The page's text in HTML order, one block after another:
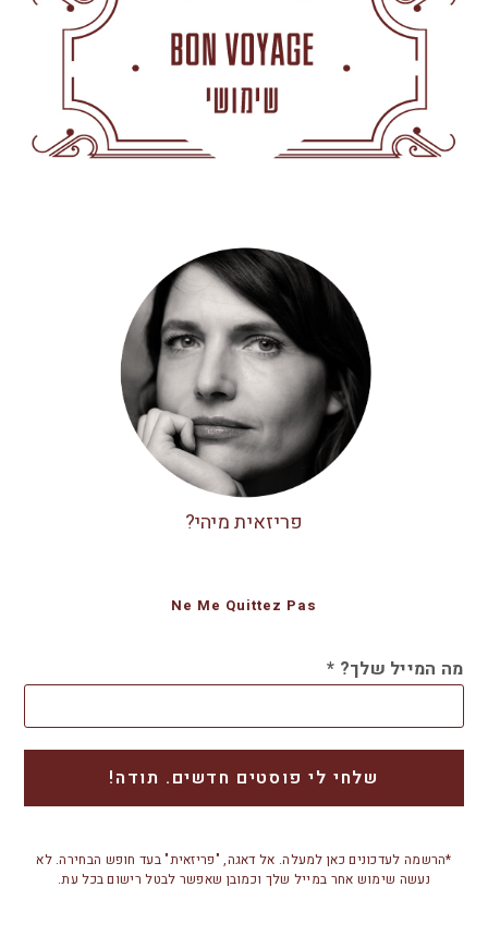
פריזאית מיהי?
Ne Me Quittez Pas
מה המייל שלך? *
*הרשמה לעדכונים כאן למעלה. אל דאגה, "פריזאית" בעד חופש הבחירה. לא
נעשה שימוש אחר במייל שלך וכמובן שאפשר לבטל רישום בכל עת.